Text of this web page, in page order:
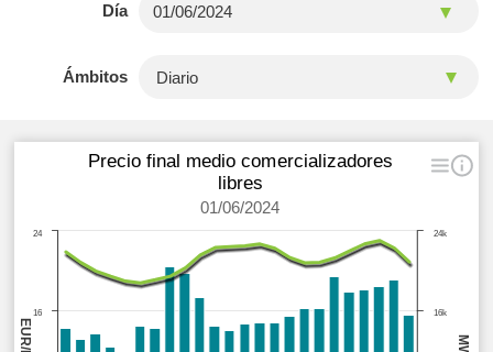
Día
Ámbitos
Precio final medio comercializadores
libres
01/06/2024
16k
24k
16
24